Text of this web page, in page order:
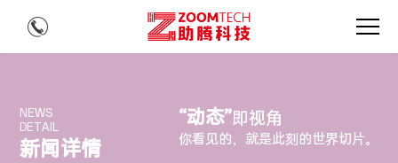
NEWS
DETAIL
新闻详情
“动态”即视角
你看见的，就是此刻的世界切片。